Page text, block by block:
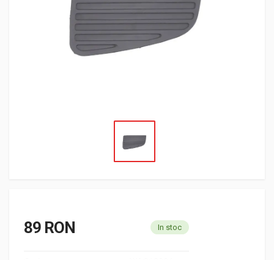
89 RON In stoc